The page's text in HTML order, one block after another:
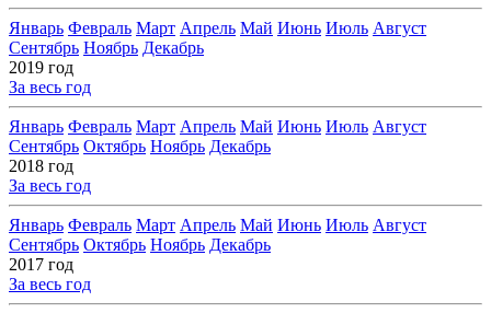
Январь Февраль Март Апрель Май Июнь Июль Август
Сентябрь Ноябрь Декабрь
2019 год
За весь год
Январь Февраль Март Апрель Май Июнь Июль Август
Сентябрь Октябрь Ноябрь Декабрь
2018 год
За весь год
Январь Февраль Март Апрель Май Июнь Июль Август
Сентябрь Октябрь Ноябрь Декабрь
2017 год
За весь год